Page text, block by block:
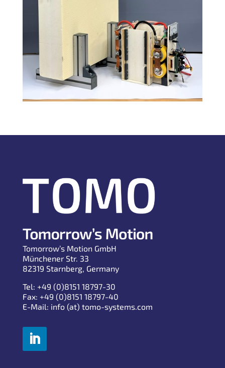
Tomorrow’s Motion GmbH
Münchener Str. 33
82319 Starnberg, Germany
Tel: +49 (0)8151 18797-30
Fax: +49 (0)8151 18797-40
E-Mail: info (at) tomo-systems.com